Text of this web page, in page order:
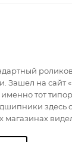
Зашел на сайт
тот
здесь
магазинах